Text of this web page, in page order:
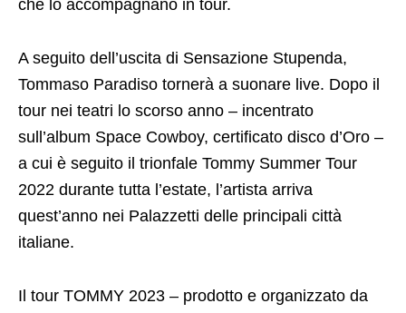
che lo accompagnano in tour.
A seguito dell’uscita di Sensazione Stupenda,
Tommaso Paradiso tornerà a suonare live. Dopo il
tour nei teatri lo scorso anno – incentrato
sull’album Space Cowboy, certificato disco d’Oro –
a cui è seguito il trionfale Tommy Summer Tour
2022 durante tutta l’estate, l’artista arriva
quest’anno nei Palazzetti delle principali città
italiane.
Il tour TOMMY 2023 – prodotto e organizzato da